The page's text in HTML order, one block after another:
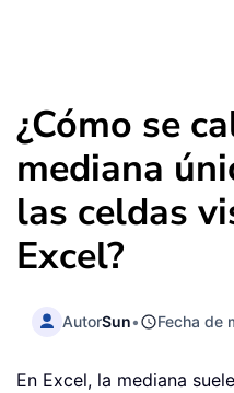
¿Cómo se
mediana
las celdas
Excel?
AutorSun• Fecha de
En Excel, la mediana